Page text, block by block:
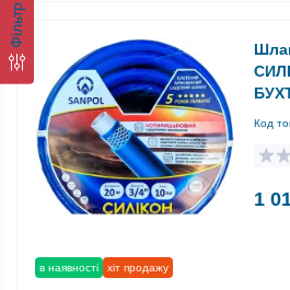
Фільтр
в наявності хіт продажу
Код
1